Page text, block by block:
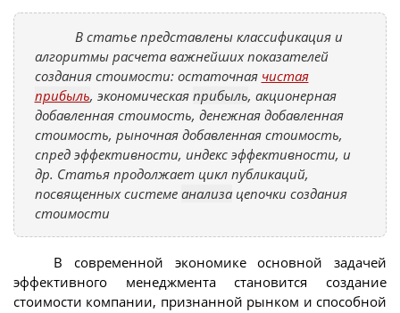
В статье представлены классификация и
алгоритмы расчета важнейших показателей
создания стоимости: остаточная чистая
прибыль, экономическая прибыль, акционерная
добавленная стоимость, денежная добавленная
стоимость, рыночная добавленная стоимость,
спред эффективности, индекс эффективности, и
др. Статья продолжает цикл публикаций,
посвященных системе анализацепочки создания
стоимости
В современной экономике основной задачей
эффективного менеджмента становится создание
стоимости компании, признанной рынком и способной